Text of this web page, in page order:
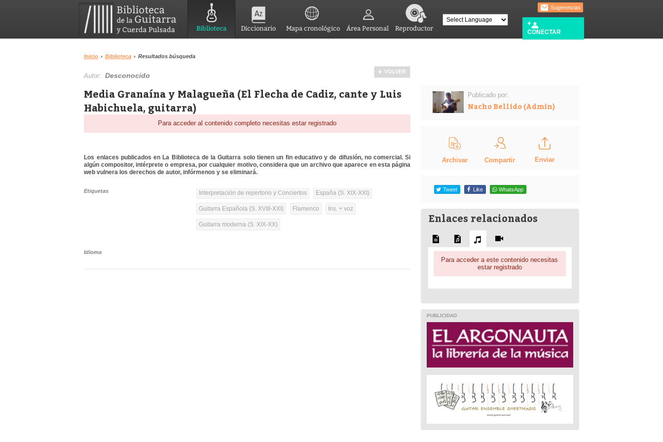
Biblioteca Diccionario Mapa cronológico Área Personal Reproductor
Sugerencias
CONECTAR
Inicio › Biblioteca › Resultados búsqueda
VOLVER
Autor:Desconocido
Media Granaína y Malagueña (El Flecha de Cadiz, cante y Luis
Habichuela, guitarra)
Para acceder al contenido completo necesitas estar registrado
Los enlaces publicados en La Biblioteca de la Guitarra solo tienen un fin educativo y de difusión, no comercial. Si
algún compositor, intérprete o empresa, por cualquier motivo, considera que un archivo que aparece en esta página
web vulnera los derechos de autor, infórmenos y se eliminará.
Etiquetas Interpretación de repertorio y Conciertos España (S. XIX-XXI)
Guitarra Española (S. XVIII-XXI) Flamenco Ins. + voz
Guitarra moderna (S. XIX-XX)
Idioma
Publicado por:
Nacho Bellido (Admin)
Archivar Compartir Enviar
Tweet Like WhatsApp
Enlaces relacionados
Para acceder a este contenido necesitas
estar registrado
PUBLICIDAD